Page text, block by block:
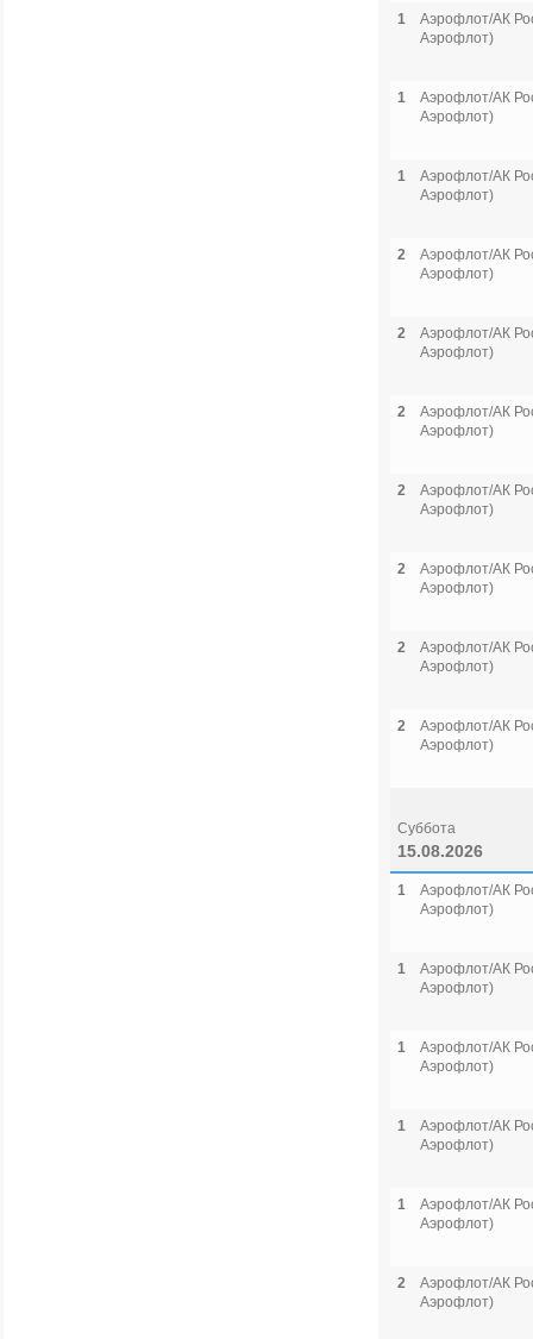
1
Аэрофлот/АК
Аэрофлот)
1
Аэрофлот/АК
Аэрофлот)
1
Аэрофлот/АК
Аэрофлот)
2
Аэрофлот/АК
Аэрофлот)
2
Аэрофлот/АК
Аэрофлот)
2
Аэрофлот/АК
Аэрофлот)
2
Аэрофлот/АК
Аэрофлот)
2
Аэрофлот/АК
Аэрофлот)
2
Аэрофлот/АК
Аэрофлот)
2
Аэрофлот/АК
Аэрофлот)
Суббота
15.08.2026
1
Аэрофлот/АК
Аэрофлот)
1
Аэрофлот/АК
Аэрофлот)
1
Аэрофлот/АК
Аэрофлот)
1
Аэрофлот/АК
Аэрофлот)
1
Аэрофлот/АК
Аэрофлот)
2
Аэрофлот/АК
Аэрофлот)